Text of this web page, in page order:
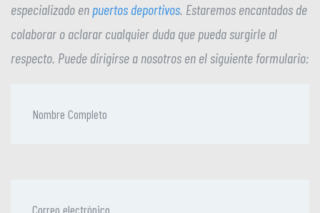
especializado en puertos deportivos. Estaremos encantados de
colaborar o aclarar cualquier duda que pueda surgirle al
respecto. Puede dirigirse a nosotros en el siguiente formulario: